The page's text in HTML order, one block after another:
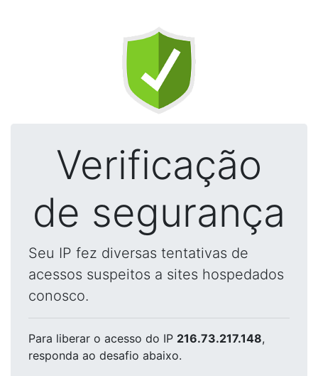
Verificação
de segurança
Seu IP fez diversas tentativas de
acessos suspeitos a sites hospedados
conosco.
Para liberar o acesso do IP 216.73.217.148,
responda ao desafio abaixo.